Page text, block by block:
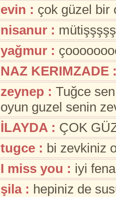
evin : çok güzel bir
nisanur :
yağmur :
NAZ KERIMZADE
zeynep : Tuğce
oyun guzel senin
İLAYDA : ÇOK
tugce : bi zevkiniz
I miss you : iyi
şila : hepiniz de